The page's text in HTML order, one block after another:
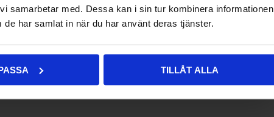
samarbetar med. Dessa kan i sin tur kombinera informationen
har samlat in när du har använt deras tjänster.
TILLÅT ALLA